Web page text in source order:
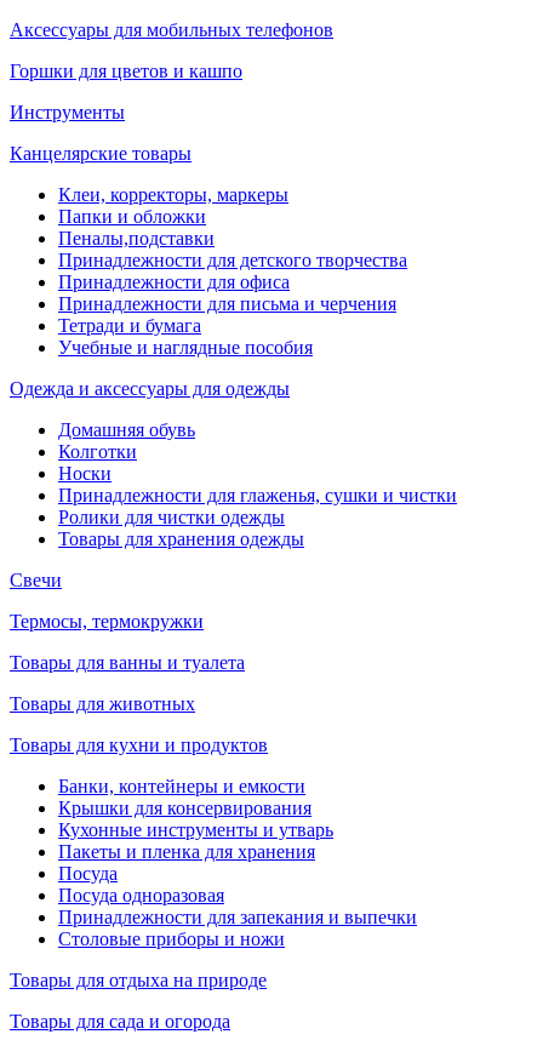
Аксессуары для мобильных телефонов
Горшки для цветов и кашпо
Инструменты
Канцелярские товары
Клеи, корректоры, маркеры
Папки и обложки
Пеналы,подставки
Принадлежности для детского творчества
Принадлежности для офиса
Принадлежности для письма и черчения
Тетради и бумага
Учебные и наглядные пособия
Одежда и аксессуары для одежды
Домашняя обувь
Колготки
Носки
Принадлежности для глаженья, сушки и чистки
Ролики для чистки одежды
Товары для хранения одежды
Свечи
Термосы, термокружки
Товары для ванны и туалета
Товары для животных
Товары для кухни и продуктов
Банки, контейнеры и емкости
Крышки для консервирования
Кухонные инструменты и утварь
Пакеты и пленка для хранения
Посуда
Посуда одноразовая
Принадлежности для запекания и выпечки
Столовые приборы и ножи
Товары для отдыха на природе
Товары для сада и огорода